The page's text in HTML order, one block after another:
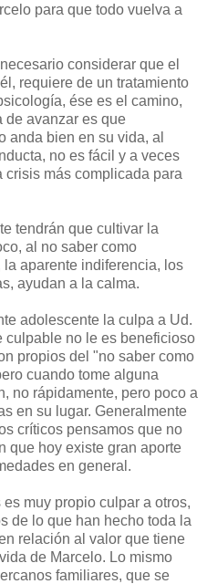
para que todo vuelva a
considerar que el
requiere de un tratamiento
ése es el camino,
de avanzar es que
anda bien en su vida, al
no es fácil y a veces
crisis más complicada para
tendrán que cultivar la
al no saber como
aparente indiferencia, los
ayudan a la calma.
adolescente la culpa a Ud.
culpable no le es beneficioso
propios del "no saber como
cuando tome alguna
no rápidamente, pero poco a
en su lugar. Generalmente
críticos pensamos que no
que hoy existe gran aporte
en general.
muy propio culpar a otros,
de lo que han hecho toda la
relación al valor que tiene
de Marcelo. Lo mismo
familiares, que se